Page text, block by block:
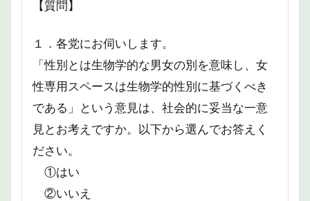
【質問】
１．各党にお伺いします。
「性別とは生物学的な男女の別を意味し、女
性専用スペースは生物学的性別に基づくべき
である」という意見は、社会的に妥当な一意
見とお考えですか。以下から選んでお答えく
ださい。
①はい
②いいえ